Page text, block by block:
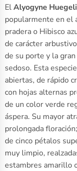
ElAlyogyne
popularmente en el
pradera o Hibisco
de carácter
de su porte y la
sedoso. Esta
abiertas, de rápido
con hojas alternas
de un color verde
áspera. Su mayor
prolongada
de cinco pétalos
muy limpio,
estambres amarillo